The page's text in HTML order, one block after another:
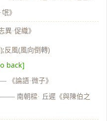
》
異·促織》
反風(風向倒轉)
back]
《論語·微子》
南朝樑· 丘遲《與陳伯之